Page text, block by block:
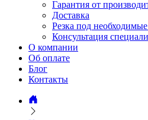
Гарантия от
Доставка
Резка под
Консультация
О компании
Об оплате
Блог
Контакты